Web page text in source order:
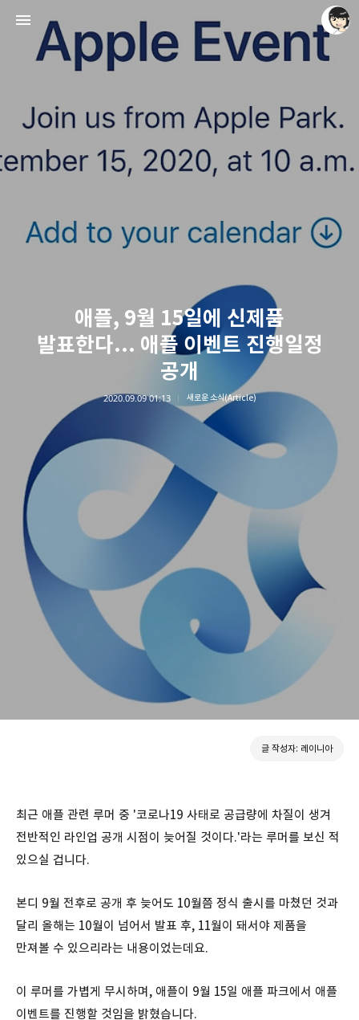
애플, 9월 15일에 신제품
발표한다... 애플 이벤트 진행일정
공개
2020.09.09 01:13 새로운 소식(Article)
글 작성자: 레이니아
최근 애플 관련 루머 중 '코로나19 사태로 공급량에 차질이 생겨
전반적인 라인업 공개 시점이 늦어질 것이다.'라는 루머를 보신 적
있으실 겁니다.
본디 9월 전후로 공개 후 늦어도 10월쯤 정식 출시를 마쳤던 것과
달리 올해는 10월이 넘어서 발표 후, 11월이 돼서야 제품을
만져볼 수 있으리라는 내용이었는데요.
이 루머를 가볍게 무시하며, 애플이 9월 15일 애플 파크에서 애플
이벤트를 진행할 것임을 밝혔습니다.
레이니아